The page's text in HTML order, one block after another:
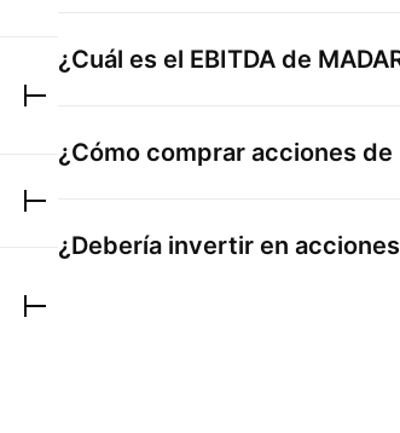
¿Cuál es el EBITDA de
¿Cómo comprar acciones de
¿Debería invertir en